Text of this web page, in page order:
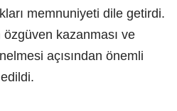
memnuniyeti dile getirdi.
özgüven kazanması ve
açısından önemli